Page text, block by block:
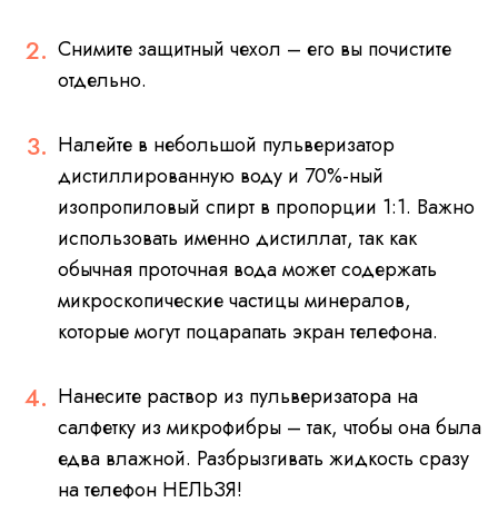
Снимите защитный чехол – его вы почистите
отдельно.
Налейте в небольшой пульверизатор
дистиллированную воду и 70%-ный
изопропиловый спирт в пропорции 1:1. Важно
использовать именно дистиллат, так как
обычная проточная вода может содержать
микроскопические частицы минералов,
которые могут поцарапать экран телефона.
Нанесите раствор из пульверизатора на
салфетку из микрофибры – так, чтобы она была
едва влажной. Разбрызгивать жидкость сразу
на телефон НЕЛЬЗЯ!